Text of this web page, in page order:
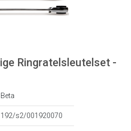
Ringratelsleutelset -
Beta
192/s2/001920070